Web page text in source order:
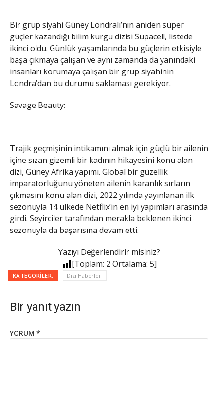
Bir grup siyahi Güney Londralı’nın aniden süper
güçler kazandığı bilim kurgu dizisi Supacell, listede
ikinci oldu. Günlük yaşamlarında bu güçlerin etkisiyle
başa çıkmaya çalışan ve aynı zamanda da yanındaki
insanları korumaya çalışan bir grup siyahinin
Londra’dan bu durumu saklaması gerekiyor.
Savage Beauty:
Trajik geçmişinin intikamını almak için güçlü bir ailenin
içine sızan gizemli bir kadının hikayesini konu alan
dizi, Güney Afrika yapımı. Global bir güzellik
imparatorluğunu yöneten ailenin karanlık sırların
çıkmasını konu alan dizi, 2022 yılında yayınlanan ilk
sezonuyla 14 ülkede Netflix’in en iyi yapımları arasında
girdi. Seyirciler tarafından merakla beklenen ikinci
sezonuyla da başarısına devam etti.
Yazıyı Değerlendirir misiniz?
[Toplam: 2 Ortalama: 5]
KATEGORILER: Dizi Haberleri
Bir yanıt yazın
YORUM *